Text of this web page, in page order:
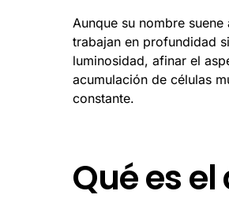
Aunque su nombre
trabajan en profundidad
luminosidad, afinar el
acumulación de células
constante.
Qué es